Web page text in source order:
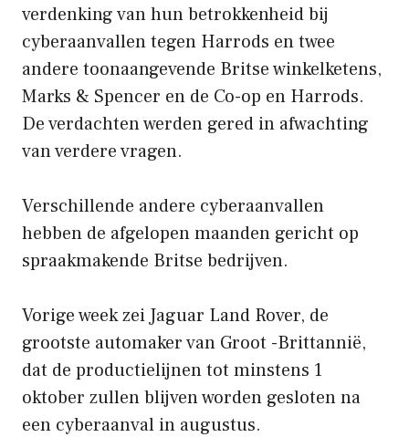
verdenking van hun betrokkenheid bij
cyberaanvallen tegen Harrods en twee
andere toonaangevende Britse winkelketens,
Marks & Spencer en de Co-op en Harrods.
De verdachten werden gered in afwachting
van verdere vragen.
Verschillende andere cyberaanvallen
hebben de afgelopen maanden gericht op
spraakmakende Britse bedrijven.
Vorige week zei Jaguar Land Rover, de
grootste automaker van Groot -Brittannië,
dat de productielijnen tot minstens 1
oktober zullen blijven worden gesloten na
een cyberaanval in augustus.